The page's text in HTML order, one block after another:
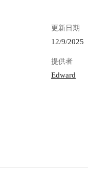
更新日期
12/9/2025
提供者
Edward